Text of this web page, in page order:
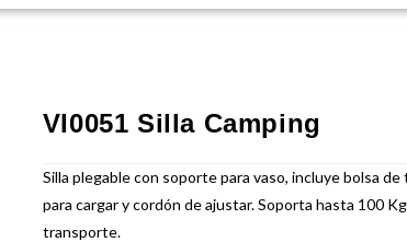
VI0051 Silla Camping
Silla plegable con soporte para vaso, incluye bolsa
para cargar y cordón de ajustar. Soporta hasta 100
transporte.